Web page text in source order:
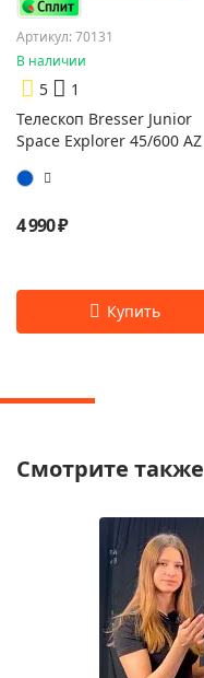
Артикул: 70131
В наличии
5
1
Телескоп Bresser Junior
Space Explorer 45/600 AZ
4 990 ₽
Смотрите также